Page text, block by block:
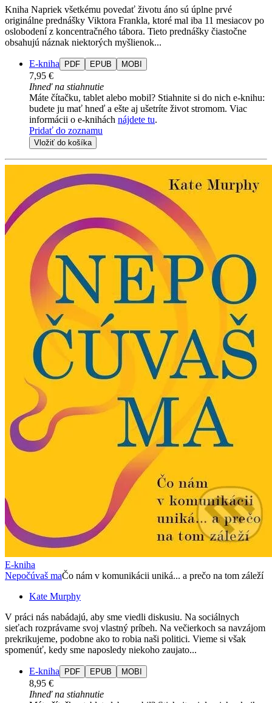
Kniha Napriek všetkému povedať životu áno sú úplne prvé
originálne prednášky Viktora Frankla, ktoré mal iba 11 mesiacov po
oslobodení z koncentračného tábora. Tieto prednášky čiastočne
obsahujú náznak niektorých myšlienok...
E-kniha PDF EPUB MOBI
7,95 €
Ihneď na stiahnutie
Máte čítačku, tablet alebo mobil? Stiahnite si do nich e-knihu:
budete ju mať hneď a ešte aj ušetríte život stromom. Viac
informácii o e-knihách nájdete tu.
Pridať do zoznamu
Vložiť do košíka
E-kniha
Nepočúvaš maČo nám v komunikácii uniká... a prečo na tom záleží
Kate Murphy
V práci nás nabádajú, aby sme viedli diskusiu. Na sociálnych
sieťach rozprávame svoj vlastný príbeh. Na večierkoch sa navzájom
prekrikujeme, podobne ako to robia naši politici. Vieme si však
spomenúť, kedy sme naposledy niekoho zaujato...
E-kniha PDF EPUB MOBI
8,95 €
Ihneď na stiahnutie